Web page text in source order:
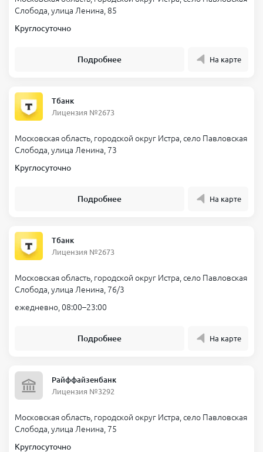
Слобода, улица Ленина, 85
Круглосуточно
Подробнее На карте
Тбанк
Лицензия №2673
Московская область, городской округ Истра, село Павловская
Слобода, улица Ленина, 73
Круглосуточно
Подробнее На карте
Тбанк
Лицензия №2673
Московская область, городской округ Истра, село Павловская
Слобода, улица Ленина, 76/3
ежедневно, 08:00–23:00
Подробнее На карте
Райффайзенбанк
Лицензия №3292
Московская область, городской округ Истра, село Павловская
Слобода, улица Ленина, 75
Круглосуточно